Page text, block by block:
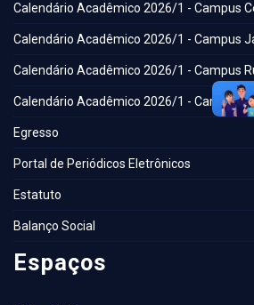
Calendário Acadêmico 2026/1 - Campus
Calendário Acadêmico 2026/1 - Campus
Calendário Acadêmico 2026/1 - Campus
Calendário Acadêmico 2026/1 - Campus
Egresso
Portal de Periódicos Eletrônicos
Estatuto
Balanço Social
Espaços